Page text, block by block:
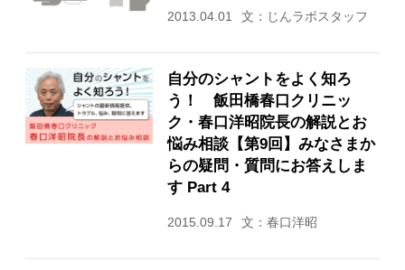
2013.04.01 文：じんラボスタッフ
自分のシャントをよく知ろ
う！ 飯田橋春口クリニッ
ク・春口洋昭院長の解説とお
悩み相談【第9回】みなさまか
らの疑問・質問にお答えしま
す Part 4
2015.09.17 文：春口洋昭